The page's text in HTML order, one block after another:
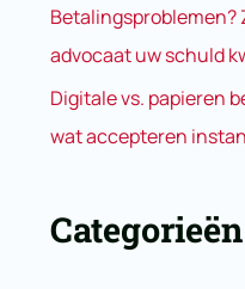
Betalingsproblemen?
advocaat uw schuld
Digitale vs. papieren
wat accepteren
Categorieën